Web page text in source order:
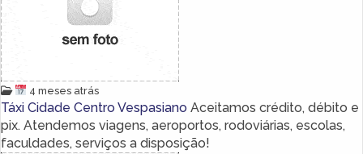
4 meses atrás
Táxi Cidade Centro Vespasiano Aceitamos crédito, débito e
pix. Atendemos viagens, aeroportos, rodoviárias, escolas,
faculdades, serviços a disposição!